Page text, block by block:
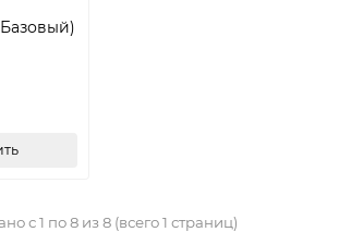
с 1 по 8 из 8 (всего 1 страниц)